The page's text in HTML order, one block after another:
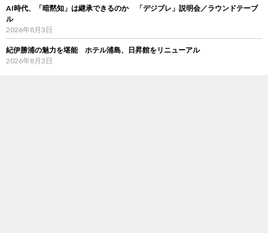
AI時代、「暗黙知」は継承できるのか 「デジブレ」説明会／ラウンドテーブ
ル
2026年8月3日
紀伊勝浦の魅力を堪能 ホテル浦島、日昇館をリニューアル
2026年8月3日